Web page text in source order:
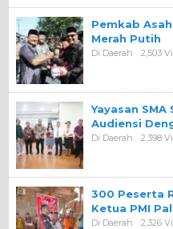
Pemkab
Merah Putih
Di Daerah 2,503
Yayasan
Audiensi
Di Daerah 2,398
300 Peserta
Ketua PMI
Di Daerah 2,326